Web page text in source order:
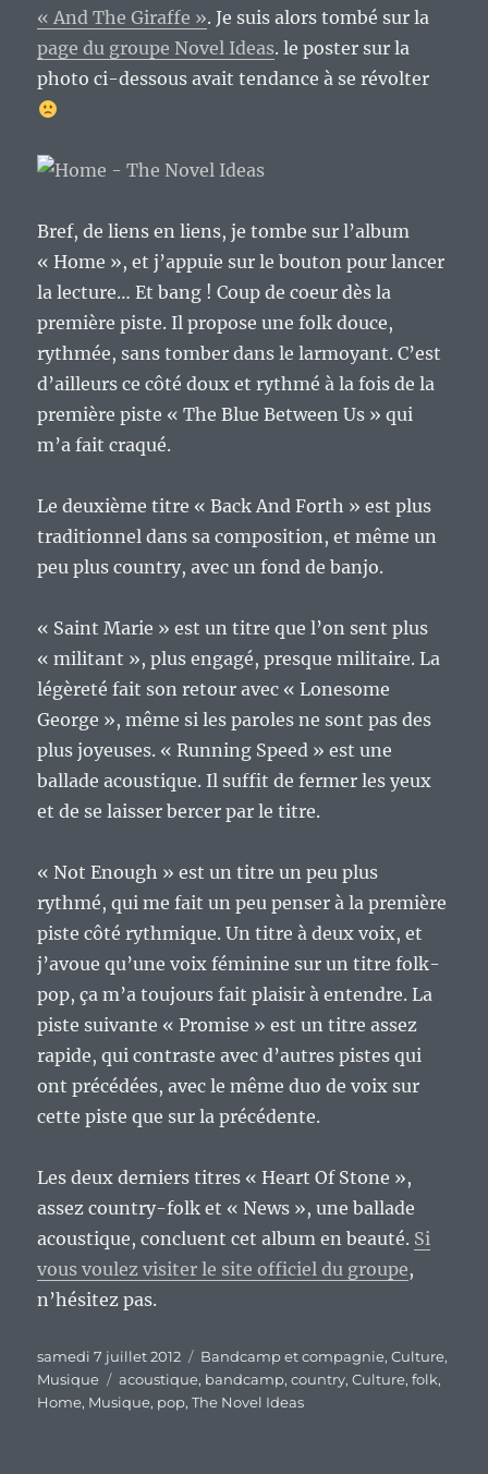
« And The Giraffe ». Je suis alors tombé sur la
page du groupe Novel Ideas. le poster sur la
photo ci-dessous avait tendance à se révolter
Bref, de liens en liens, je tombe sur l’album
« Home », et j’appuie sur le bouton pour lancer
la lecture… Et bang ! Coup de coeur dès la
première piste. Il propose une folk douce,
rythmée, sans tomber dans le larmoyant. C’est
d’ailleurs ce côté doux et rythmé à la fois de la
première piste « The Blue Between Us » qui
m’a fait craqué.
Le deuxième titre « Back And Forth » est plus
traditionnel dans sa composition, et même un
peu plus country, avec un fond de banjo.
« Saint Marie » est un titre que l’on sent plus
« militant », plus engagé, presque militaire. La
légèreté fait son retour avec « Lonesome
George », même si les paroles ne sont pas des
plus joyeuses. « Running Speed » est une
ballade acoustique. Il suffit de fermer les yeux
et de se laisser bercer par le titre.
« Not Enough » est un titre un peu plus
rythmé, qui me fait un peu penser à la première
piste côté rythmique. Un titre à deux voix, et
j’avoue qu’une voix féminine sur un titre folk-
pop, ça m’a toujours fait plaisir à entendre. La
piste suivante « Promise » est un titre assez
rapide, qui contraste avec d’autres pistes qui
ont précédées, avec le même duo de voix sur
cette piste que sur la précédente.
Les deux derniers titres « Heart Of Stone »,
assez country-folk et « News », une ballade
acoustique, concluent cet album en beauté. Si
vous voulez visiter le site officiel du groupe,
n’hésitez pas.
Publié
le
samedi 7 juillet 2012 Catégories
Bandcamp et compagnie,Culture,
Musique
Étiquettes
acoustique, bandcamp,country,Culture,folk,
Home, Musique, pop,The Novel Ideas